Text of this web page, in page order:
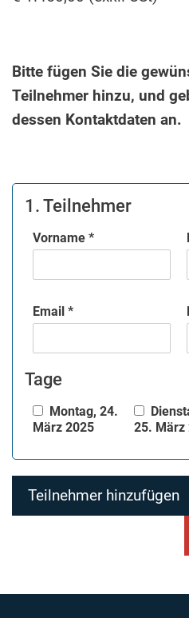
Bitte fügen Sie die
Teilnehmer hinzu, und
dessen Kontaktdaten an.
1. Teilnehmer
Vorname *
Email *
Tage
Montag, 24.
März 2025
25. März
Teilnehmer hinzufügen